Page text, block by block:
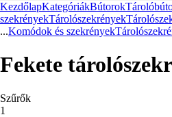
KezdőlapKategóriákBútorok
szekrényekTárolószekrények
...Komódok és szekrények
Fekete
Szűrők
1